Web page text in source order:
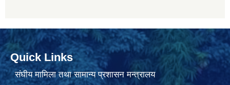
Quick Links
संघीय मामिला तथा सामान्य प्रशासन मन्त्रालय